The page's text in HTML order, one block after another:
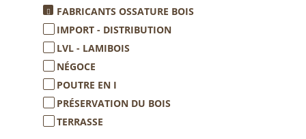
FABRICANTS OSSATURE BOIS
IMPORT - DISTRIBUTION
LVL - LAMIBOIS
NÉGOCE
POUTRE EN I
PRÉSERVATION DU BOIS
TERRASSE